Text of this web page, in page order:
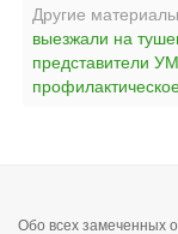
Другие
выезжали на
представители
Обо всех замеченных